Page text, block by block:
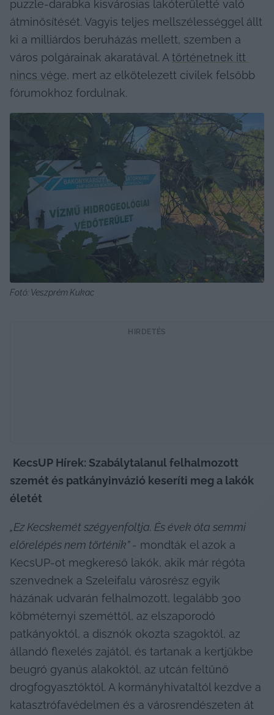
puzzle-darabka kisvárosias lakóterületté való
átminősítését. Vagyis teljes mellszélességgel állt
ki a milliárdos beruházás mellett, szemben a
város polgárainak akaratával. A történetnek itt
nincs vége, mert az elkötelezett civilek felsőbb
fórumokhoz fordulnak.
Fotó: Veszprém Kukac
HIRDETÉS
KecsUP Hírek: Szabálytalanul felhalmozott
szemét és patkányinvázió keseríti meg a lakók
életét
„Ez Kecskemét szégyenfoltja. És évek óta semmi
előrelépés nem történik” - mondták el azok a
KecsUP-ot megkereső lakók, akik már régóta
szenvednek a Szeleifalu városrész egyik
házának udvarán felhalmozott, legalább 300
köbméternyi szeméttől, az elszaporodó
patkányoktól, a disznók okozta szagoktól, az
állandó flexelés zajától, és tartanak a kertjükbe
beugró gyanús alakoktól, az utcán feltűnő
drogfogyasztóktól. A kormányhivataltól kezdve a
katasztrófavédelmen és a városrendészeten át